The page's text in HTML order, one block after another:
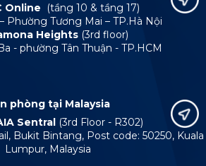
Online
(tầng 10 & tầng 17)
Phường Tương Mai – TP.Hà Nội
Heights (3rd floor)
- phường Tân Thuận - TP.HCM
phòng tại Malaysia
Sentral (3rd Floor - R302)
Bukit Bintang, Post code: 50250, Kuala
Lumpur, Malaysia